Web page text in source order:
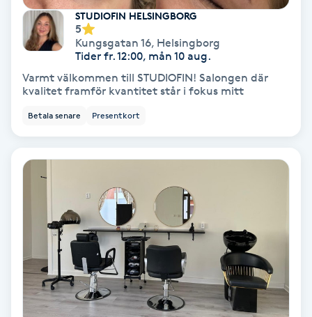
Extensions borttagning
Eyeliner-tatuering
Faceliftmassage
Fet hårbotten
Fettreducering
Fibromassage
Fillers
STUDIOFIN HELSINGBORG
5
Kungsgatan 16, Helsingborg
Tider fr. 12:00, mån 10 aug.
Varmt välkommen till STUDIOFIN! Salongen där
kvalitet framför kvantitet står i fokus mitt
Betala senare Presentkort